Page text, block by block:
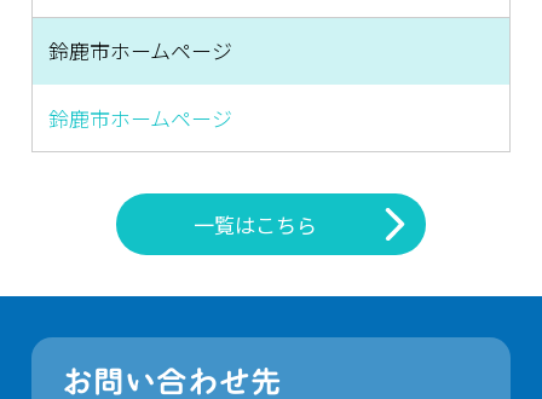
鈴鹿市ホームページ
鈴鹿市ホームページ
一覧はこちら
お問い合わせ先